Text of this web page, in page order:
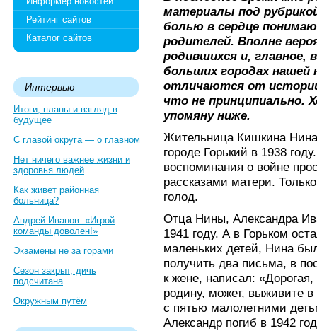
Рейтинг сайтов
Каталог сайтов
Интервью
Итоги, планы и взгляд в
будущее
С главой округа — о главном
Нет ничего важнее жизни и
здоровья людей
Как живет районная
больница?
Андрей Иванов: «Игрой
команды доволен!»
Экзамены не за горами
Сезон закрыт, дичь
подсчитана
Окружным путём
материалы под
болью в сердце
родителей. Вполне
родившихся и,
больших городах
отличаются от истории
что не принципиально.
упомяну ниже.
Жительница Кишкина
городе Горький в 1938
воспоминания о войне
рассказами матери.
голод.
Отца Нины, Александра
1941 году. А в Горьком
маленьких детей, Нина
получить два письма, в
к жене, написал:
родину, может, выживите
с пятью малолетними
Александр погиб в 1942